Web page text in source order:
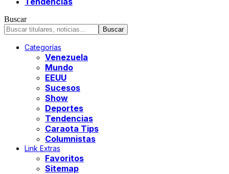
Buscar
Categorías
Venezuela
Mundo
EEUU
Sucesos
Show
Deportes
Tendencias
Caraota Tips
Columnistas
Link Extras
Favoritos
Sitemap